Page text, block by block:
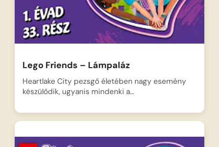
Lego Friends – Lámpaláz
Heartlake City pezsgő életében nagy esemény
készülődik, ugyanis mindenki a…